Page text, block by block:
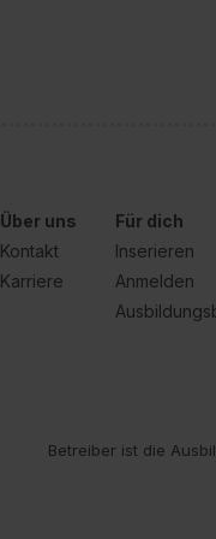
Über uns
Kontakt
Karriere
Für dich
Inserieren
Anmelden
Betreiber ist die